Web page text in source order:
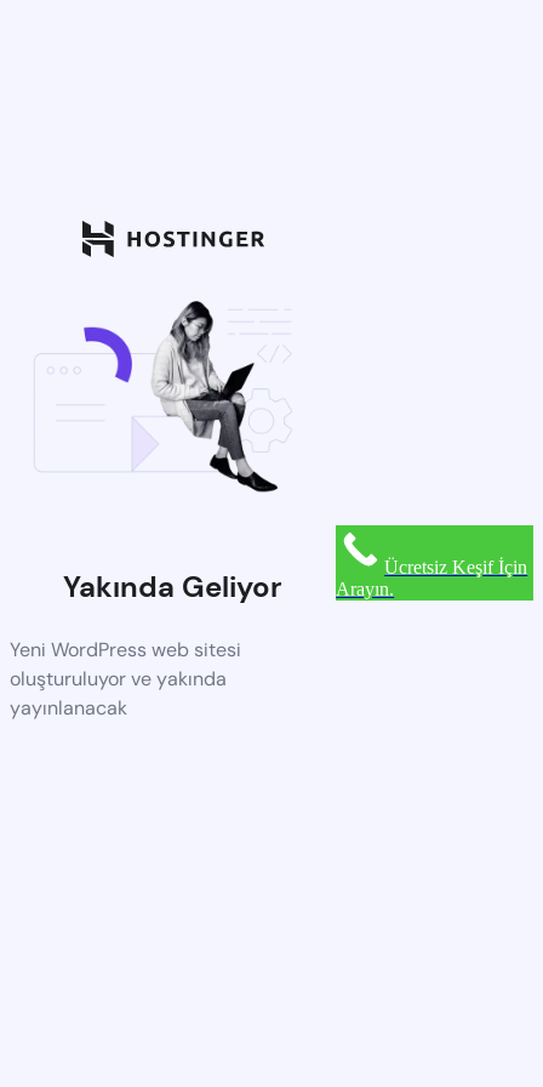
Yakında Geliyor
Yeni WordPress web sitesi
oluşturuluyor ve yakında
yayınlanacak
Ücretsiz Keşif İçin
Arayın.